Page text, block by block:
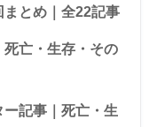
まとめ｜全22記事
死亡・生存・その
ー記事｜死亡・生